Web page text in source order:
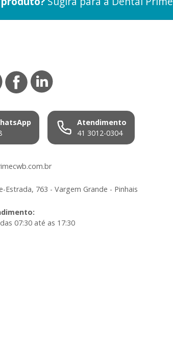
Atendimento
41 3012-0304
Estrada, 763 - Vargem Grande - Pinhais
:
07:30 até as 17:30